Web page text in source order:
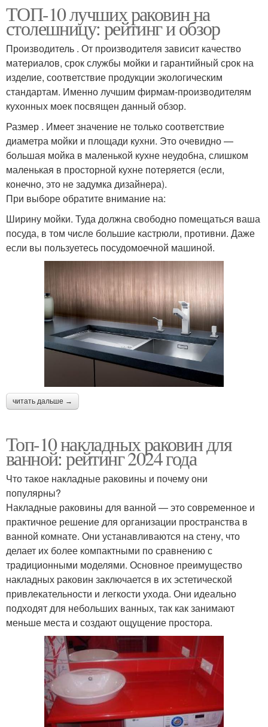
ТОП-10 лучших раковин на
столешницу: рейтинг и обзор
Производитель . От производителя зависит качество
материалов, срок службы мойки и гарантийный срок на
изделие, соответствие продукции экологическим
стандартам. Именно лучшим фирмам-производителям
кухонных моек посвящен данный обзор.
Размер . Имеет значение не только соответствие
диаметра мойки и площади кухни. Это очевидно —
большая мойка в маленькой кухне неудобна, слишком
маленькая в просторной кухне потеряется (если,
конечно, это не задумка дизайнера).
При выборе обратите внимание на:
Ширину мойки. Туда должна свободно помещаться ваша
посуда, в том числе большие кастрюли, противни. Даже
если вы пользуетесь посудомоечной машиной.
читать дальше →
Топ-10 накладных раковин для
ванной: рейтинг 2024 года
Что такое накладные раковины и почему они
популярны?
Накладные раковины для ванной — это современное и
практичное решение для организации пространства в
ванной комнате. Они устанавливаются на стену, что
делает их более компактными по сравнению с
традиционными моделями. Основное преимущество
накладных раковин заключается в их эстетической
привлекательности и легкости ухода. Они идеально
подходят для небольших ванных, так как занимают
меньше места и создают ощущение простора.